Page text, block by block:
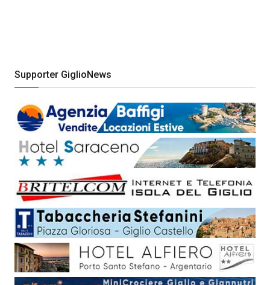
Supporter GiglioNews